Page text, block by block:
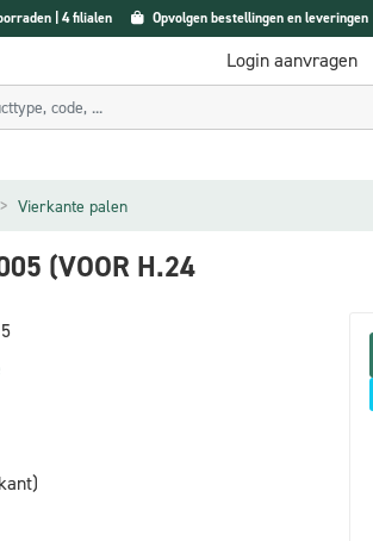
| 4 filialen Opvolgen bestellingen en leveringen
Login aanvragen
Vierkante palen
(VOOR H.24